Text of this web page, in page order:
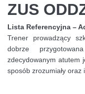
ZUS
Lista Referencyjna –
Trener prowadzący
dobrze
zdecydowanym atutem
sposób zrozumiały oraz